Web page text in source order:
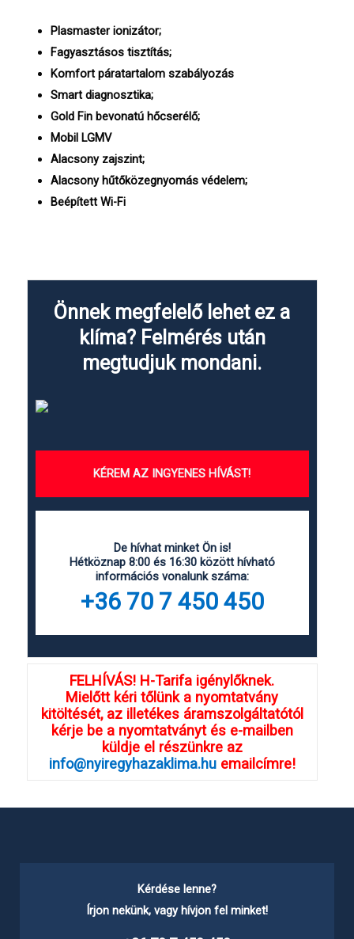
Plasmaster ionizátor;
Fagyasztásos tisztítás;
Komfort páratartalom szabályozás
Smart diagnosztika;
Gold Fin bevonatú hőcserélő;
Mobil LGMV
Alacsony zajszint;
Alacsony hűtőközegnyomás védelem;
Beépített Wi-Fi
Önnek megfelelő lehet ez a
klíma? Felmérés után
megtudjuk mondani.
KÉREM AZ INGYENES HÍVÁST!
De hívhat minket Ön is!
Hétköznap 8:00 és 16:30 között hívható
információs vonalunk száma:
+36 70 7 450 450
FELHÍVÁS! H-Tarifa igénylőknek.
Mielőtt kéri tőlünk a nyomtatvány
kitöltését, az illetékes áramszolgáltatótól
kérje be a nyomtatványt és e-mailben
küldje el részünkre az
info@nyiregyhazaklima.huemailcímre!
Kérdése lenne?
Írjon nekünk, vagy hívjon fel minket!